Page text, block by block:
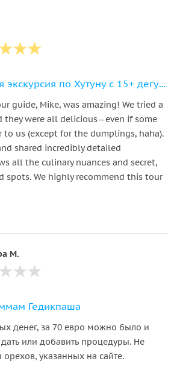
Гастрономическая экскурсия по Хутуну с 15+ дегустациями
guide, Mike, was amazing! We tried a
they were all delicious—even if some
us (except for the dumplings, haha).
shared incredibly detailed
all the culinary nuances and secret,
spots. We highly recommend this tour
М.
Гедикпаша
денег, за 70 евро можно было и
или добавить процедуры. Не
указанных на сайте.